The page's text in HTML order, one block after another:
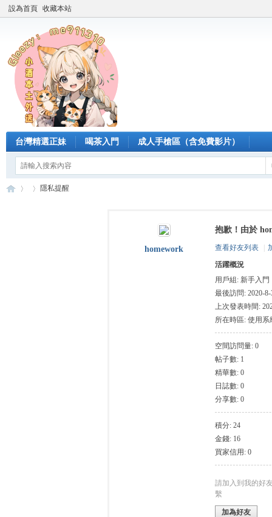
設為首頁 收藏本站
台灣精選正妹 喝茶入門 成人手槍區（含免費影片）
隱私提醒
homework
抱歉！由於
查看好友列表
活躍概況
用戶組: 新手入門
最後訪問: 2020-8-
上次發表時間:
所在時區: 使用系
空間訪問量: 0
帖子數: 1
精華數: 0
日誌數: 0
分享數: 0
積分: 24
金錢: 16
買家信用: 0
請加入到我的好
繫
加為好友